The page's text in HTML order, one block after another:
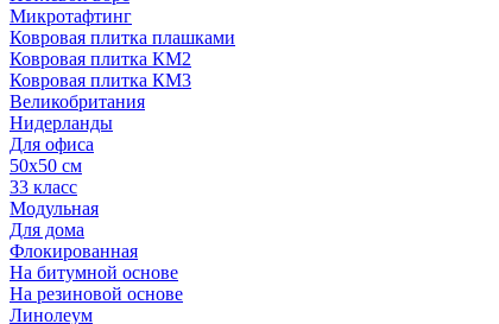
Микротафтинг
Ковровая плитка плашками
Ковровая плитка КМ2
Ковровая плитка КМ3
Великобритания
Нидерланды
Для офиса
50х50 см
33 класс
Модульная
Для дома
Флокированная
На битумной основе
На резиновой основе
Линолеум